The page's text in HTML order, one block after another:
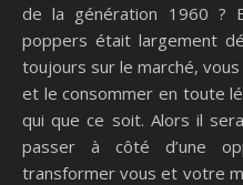
de la génération 1960 ?
poppers était largement
toujours sur le marché,
et le consommer en toute
qui que ce soit. Alors il
passer à côté d’une
transformer vous et votre